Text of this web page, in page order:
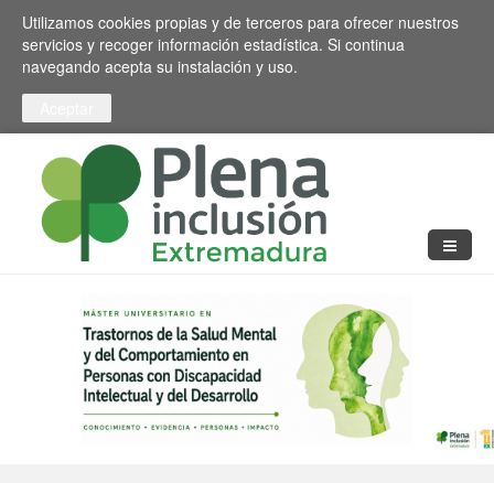
Pasar al contenido principal
Toggle high contrast
Utilizamos cookies propias y de terceros para ofrecer nuestros
servicios y recoger información estadística. Si continua
navegando acepta su instalación y uso.